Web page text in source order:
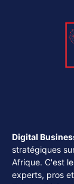
Digital
stratégiques
Afrique. C'est
experts, pros